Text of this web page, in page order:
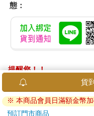
態：
提醒您！！
金石堂及銀行均不會請
ATM提款機，請不要聽
退換貨須知：
貨
※ 本商品會員日滿額金幣
預訂門市商品